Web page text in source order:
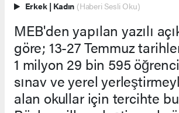
Erkek | Kadın (Haberi Sesli Oku)
MEB'den yapılan yazılı
göre; 13-27 Temmuz
1 milyon 29 bin 595
sınav ve yerel
alan okullar için tercihte